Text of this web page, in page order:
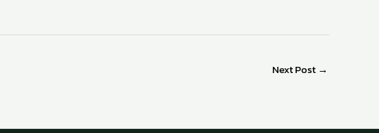
Next Post →